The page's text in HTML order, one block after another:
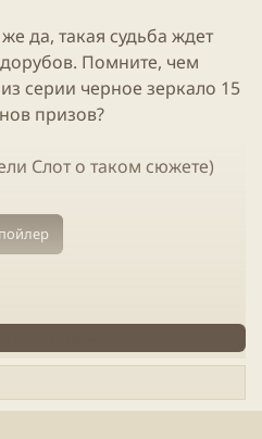
да, такая судьба ждет
Помните, чем
серии черное зеркало 15
призов?
Слот о таком сюжете)
про монетизацию